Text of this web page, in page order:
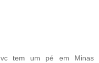
tem um pé em Minas